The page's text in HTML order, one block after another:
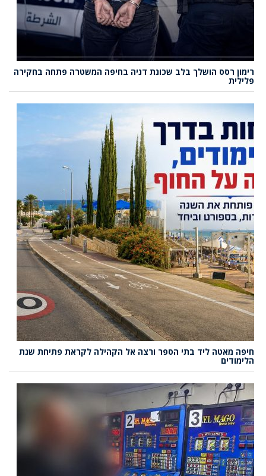
רימון רסס הושלך בלב שכונת דניה בחיפה המשטרה פתחה בחקירה
פלילית
חיפה מאטה ליד בתי הספר ורצה אל הקהילה לקראת פתיחת שנת
הלימודים